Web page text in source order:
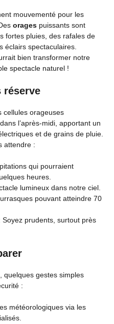
mouvementé pour les
orages puissants sont
fortes pluies, des rafales de
éclairs spectaculaires.
bien transformer notre
spectacle naturel !
réserve
cellules orageuses
l’après-midi, apportant un
et de grains de pluie.
attendre :
qui pourraient
heures.
lumineux dans notre ciel.
pouvant atteindre 70
Soyez prudents, surtout près
quelques gestes simples
:
météorologiques via les